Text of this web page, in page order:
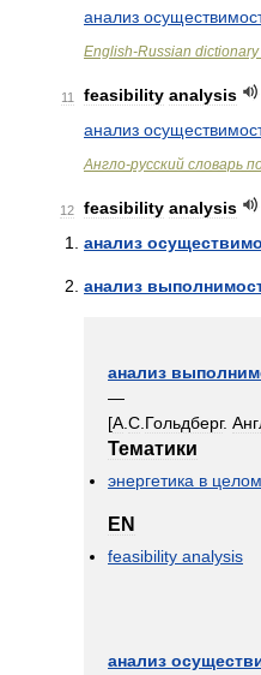
анализ
English-Russian dictionary
11 feasibility analysis
анализ
Англо-русский словарь
12 feasibility analysis
анализ
анализ
анализ
—
[А С Гольдберг.
Тематики
энергетика в целом
EN
feasibility analysis
анализ